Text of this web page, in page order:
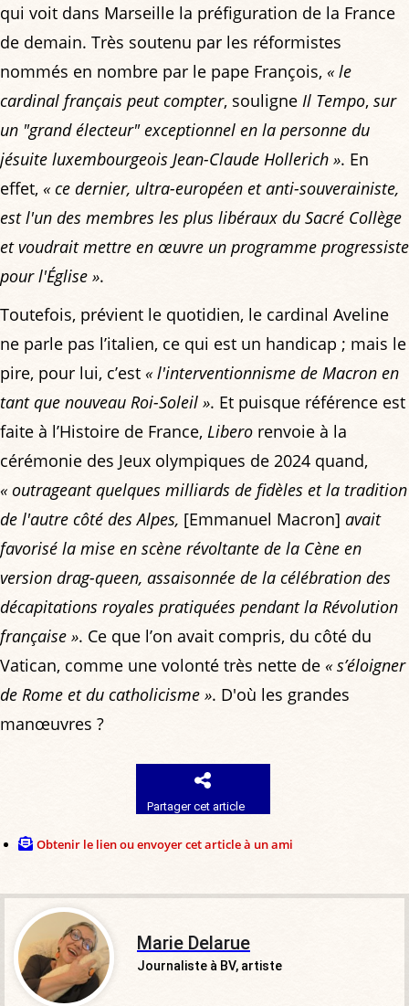
qui voit dans Marseille la préfiguration de la France
de demain. Très soutenu par les réformistes
nommés en nombre par le pape François, « le
cardinal français peut compter, souligne Il Tempo, sur
un "grand électeur" exceptionnel en la personne du
jésuite luxembourgeois Jean-Claude Hollerich ». En
effet, « ce dernier, ultra-européen et anti-souverainiste,
est l'un des membres les plus libéraux du Sacré Collège
et voudrait mettre en œuvre un programme progressiste
pour l'Église ».
Toutefois, prévient le quotidien, le cardinal Aveline
ne parle pas l’italien, ce qui est un handicap ; mais le
pire, pour lui, c’est « l'interventionnisme de Macron en
tant que nouveau Roi-Soleil ». Et puisque référence est
faite à l’Histoire de France, Libero renvoie à la
cérémonie des Jeux olympiques de 2024 quand,
« outrageant quelques milliards de fidèles et la tradition
de l'autre côté des Alpes, [Emmanuel Macron] avait
favorisé la mise en scène révoltante de la Cène en
version drag-queen, assaisonnée de la célébration des
décapitations royales pratiquées pendant la Révolution
française ». Ce que l’on avait compris, du côté du
Vatican, comme une volonté très nette de « s’éloigner
de Rome et du catholicisme ». D'où les grandes
manœuvres ?
Partager cet article
Obtenir le lien ou envoyer cet article à un ami
Marie Delarue
Journaliste à BV, artiste